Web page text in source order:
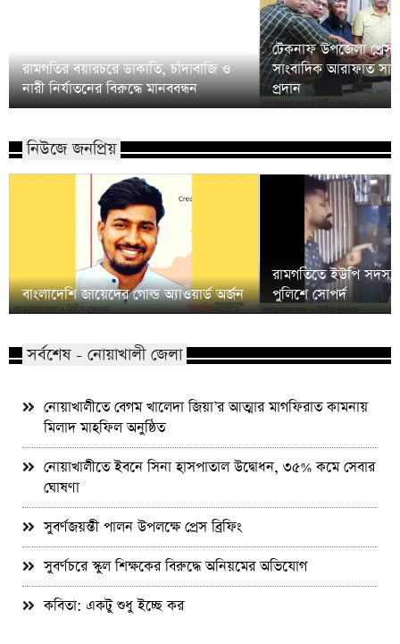
রামগতির বয়ারচরে ডাকাতি, চাঁদাবাজি ও
নারী নির্যাতনের বিরুদ্ধে মানববন্ধন
টেকনাফ উপজেলা
সাংবাদিক আরাফাত
প্রদান
নিউজে জনপ্রিয়
বাংলাদেশি জায়েদের গোল্ড অ্যাওয়ার্ড অর্জন
রামগতিতে ইউপি
পুলিশে সোপর্দ
সর্বশেষ - নোয়াখালী জেলা
নোয়াখালীতে বেগম খালেদা জিয়া’র আত্মার মাগফিরাত কামনায়
মিলাদ মাহফিল অনুষ্ঠিত
নোয়াখালীতে ইবনে সিনা হাসপাতাল উদ্বোধন, ৩৫% কমে সেবার
ঘোষণা
সুবর্ণজয়ন্তী পালন উপলক্ষে প্রেস ব্রিফিং
সুবর্ণচরে স্কুল শিক্ষকের বিরুদ্ধে অনিয়মের অভিযোগ
কবিতা: একটু শুধু ইচ্ছে কর